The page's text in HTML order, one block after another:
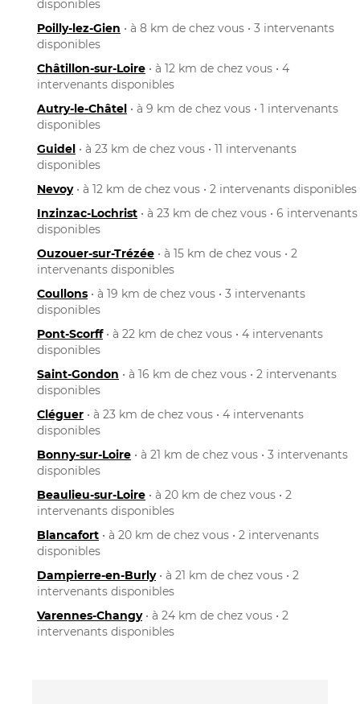
disponibles
Poilly-lez-Gien • à 8 km de chez vous • 3 intervenants
disponibles
Châtillon-sur-Loire • à 12 km de chez vous • 4
intervenants disponibles
Autry-le-Châtel • à 9 km de chez vous • 1 intervenants
disponibles
Guidel • à 23 km de chez vous • 11 intervenants
disponibles
Nevoy• à 12 km de chez vous • 2 intervenants disponibles
Inzinzac-Lochrist • à 23 km de chez vous • 6 intervenants
disponibles
Ouzouer-sur-Trézée • à 15 km de chez vous • 2
intervenants disponibles
Coullons • à 19 km de chez vous • 3 intervenants
disponibles
Pont-Scorff• à 22 km de chez vous • 4 intervenants
disponibles
Saint-Gondon • à 16 km de chez vous • 2 intervenants
disponibles
Cléguer • à 23 km de chez vous • 4 intervenants
disponibles
Bonny-sur-Loire • à 21 km de chez vous • 3 intervenants
disponibles
Beaulieu-sur-Loire • à 20 km de chez vous • 2
intervenants disponibles
Blancafort • à 20 km de chez vous • 2 intervenants
disponibles
Dampierre-en-Burly• à 21 km de chez vous • 2
intervenants disponibles
Varennes-Changy• à 24 km de chez vous • 2
intervenants disponibles